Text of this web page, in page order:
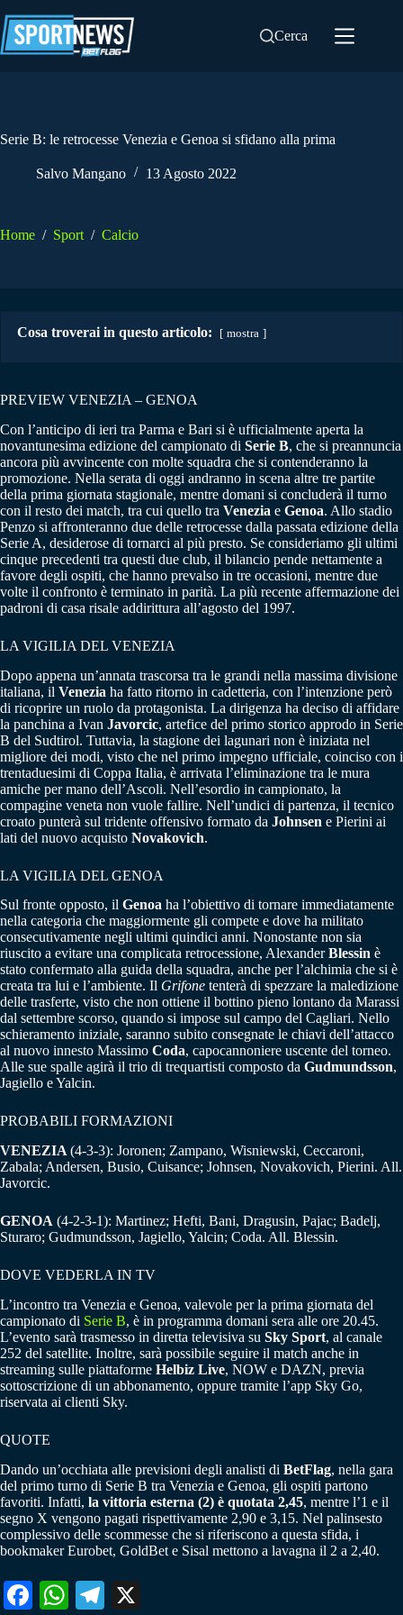
al
contenuto
Cerca
Serie B: le retrocesse Venezia e Genoa si sfidano alla prima
Salvo Mangano 13 Agosto 2022
Home / Sport / Calcio
Cosa troverai in questo articolo: mostra
PREVIEW VENEZIA – GENOA
Con l’anticipo di ieri tra Parma e Bari si è ufficialmente aperta la
novantunesima edizione del campionato di Serie B, che si preannuncia
ancora più avvincente con molte squadra che si contenderanno la
promozione. Nella serata di oggi andranno in scena altre tre partite
della prima giornata stagionale, mentre domani si concluderà il turno
con il resto dei match, tra cui quello tra Venezia e Genoa. Allo stadio
Penzo si affronteranno due delle retrocesse dalla passata edizione della
Serie A, desiderose di tornarci al più presto. Se consideriamo gli ultimi
cinque precedenti tra questi due club, il bilancio pende nettamente a
favore degli ospiti, che hanno prevalso in tre occasioni, mentre due
volte il confronto è terminato in parità. La più recente affermazione dei
padroni di casa risale addirittura all’agosto del 1997.
LA VIGILIA DEL VENEZIA
Dopo appena un’annata trascorsa tra le grandi nella massima divisione
italiana, il Venezia ha fatto ritorno in cadetteria, con l’intenzione però
di ricoprire un ruolo da protagonista. La dirigenza ha deciso di affidare
la panchina a Ivan Javorcic, artefice del primo storico approdo in Serie
B del Sudtirol. Tuttavia, la stagione dei lagunari non è iniziata nel
migliore dei modi, visto che nel primo impegno ufficiale, coinciso con i
trentaduesimi di Coppa Italia, è arrivata l’eliminazione tra le mura
amiche per mano dell’Ascoli. Nell’esordio in campionato, la
compagine veneta non vuole fallire. Nell’undici di partenza, il tecnico
croato punterà sul tridente offensivo formato da Johnsen e Pierini ai
lati del nuovo acquisto Novakovich.
LA VIGILIA DEL GENOA
Sul fronte opposto, il Genoa ha l’obiettivo di tornare immediatamente
nella categoria che maggiormente gli compete e dove ha militato
consecutivamente negli ultimi quindici anni. Nonostante non sia
riuscito a evitare una complicata retrocessione, AlexanderBlessin è
stato confermato alla guida della squadra, anche per l’alchimia che si è
creata tra lui e l’ambiente. Il Grifone tenterà di spezzare la maledizione
delle trasferte, visto che non ottiene il bottino pieno lontano da Marassi
dal settembre scorso, quando si impose sul campo del Cagliari. Nello
schieramento iniziale, saranno subito consegnate le chiavi dell’attacco
al nuovo innesto Massimo Coda, capocannoniere uscente del torneo.
Alle sue spalle agirà il trio di trequartisti composto da Gudmundsson,
Jagiello e Yalcin.
PROBABILI FORMAZIONI
VENEZIA (4-3-3): Joronen; Zampano, Wisniewski, Ceccaroni,
Zabala; Andersen, Busio, Cuisance; Johnsen, Novakovich, Pierini. All.
Javorcic.
GENOA (4-2-3-1): Martinez; Hefti, Bani, Dragusin, Pajac; Badelj,
Sturaro; Gudmundsson, Jagiello, Yalcin; Coda. All. Blessin.
DOVE VEDERLA IN TV
L’incontro tra Venezia e Genoa, valevole per la prima giornata del
campionato di Serie B, è in programma domani sera alle ore 20.45.
L’evento sarà trasmesso in diretta televisiva su Sky Sport, al canale
252 del satellite. Inoltre, sarà possibile seguire il match anche in
streaming sulle piattaforme Helbiz Live, NOW e DAZN, previa
sottoscrizione di un abbonamento, oppure tramite l’app Sky Go,
riservata ai clienti Sky.
QUOTE
Dando un’occhiata alle previsioni degli analisti di BetFlag, nella gara
del primo turno di Serie B tra Venezia e Genoa, gli ospiti partono
favoriti. Infatti, la vittoria esterna (2) è quotata 2,45, mentre l’1 e il
segno X vengono pagati rispettivamente 2,90 e 3,15. Nel palinsesto
complessivo delle scommesse che si riferiscono a questa sfida, i
bookmaker Eurobet, GoldBet e Sisal mettono a lavagna il 2 a 2,40.
Fa W
Te